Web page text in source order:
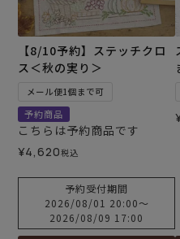
【8/10予約】ステッチクロ
ス＜秋の実り＞
メール便1個まで可
予約商品
こちらは予約商品です
¥4,620税込
予約受付期間
2026/08/01 20:00〜
2026/08/09 17:00